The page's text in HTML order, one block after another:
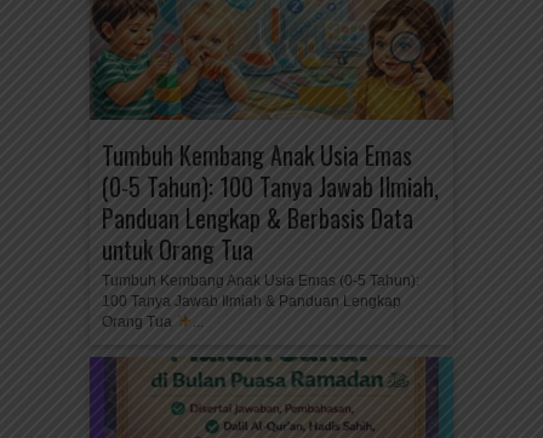
Tumbuh Kembang Anak Usia Emas
(0-5 Tahun): 100 Tanya Jawab Ilmiah,
Panduan Lengkap & Berbasis Data
untuk Orang Tua
Tumbuh Kembang Anak Usia Emas (0-5 Tahun):
100 Tanya Jawab Ilmiah & Panduan Lengkap
Orang Tua
...